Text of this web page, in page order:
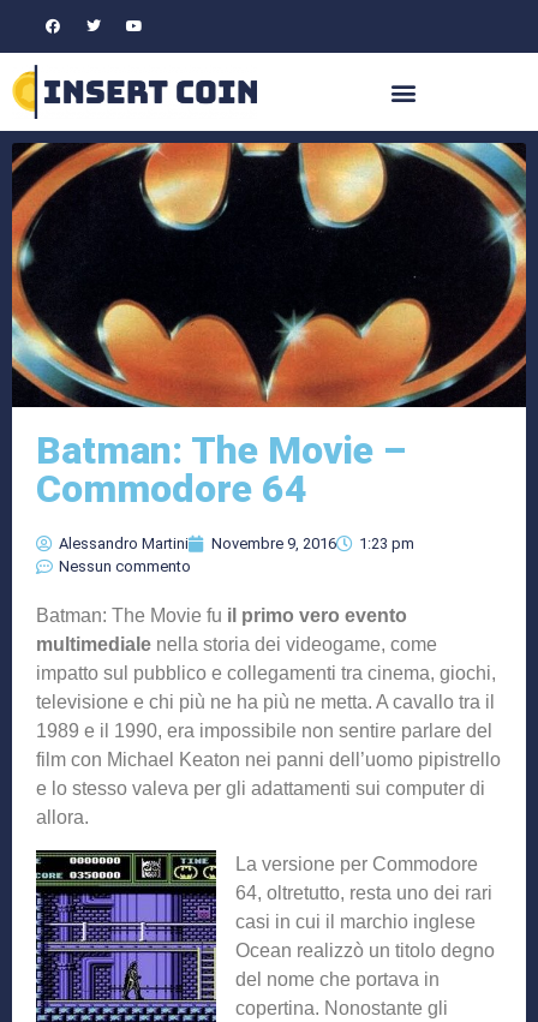
Batman: The Movie –
Commodore 64
Alessandro Martini Novembre 9, 2016
1:23 pm
Nessun commento
Batman: The Movie fu il primo vero evento
multimediale nella storia dei videogame, come
impatto sul pubblico e collegamenti tra cinema, giochi,
televisione e chi più ne ha più ne metta. A cavallo tra il
1989 e il 1990, era impossibile non sentire parlare del
film con Michael Keaton nei panni dell’uomo pipistrello
e lo stesso valeva per gli adattamenti sui computer di
allora.
La versione per Commodore
64, oltretutto, resta uno dei rari
casi in cui il marchio inglese
Ocean realizzò un titolo degno
del nome che portava in
copertina. Nonostante gli